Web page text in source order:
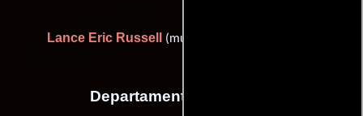
Lance Eric Russell (musician (as Lance Russell))
Departamento de sonido